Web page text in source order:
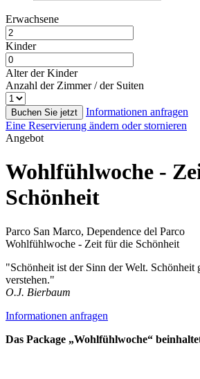
Erwachsene
Kinder
Alter der Kinder
Anzahl der Zimmer / der Suiten
Buchen Sie jetzt
Informationen anfragen
Eine Reservierung ändern oder stornieren
Angebot
Wohlfühlwoche -
Schönheit
Parco San Marco, Dependence del Parco
Wohlfühlwoche - Zeit für die Schönheit
"Schönheit ist der Sinn der Welt. Schönheit
verstehen."
O.J. Bierbaum
Informationen anfragen
Das Package „Wohlfühlwoche“